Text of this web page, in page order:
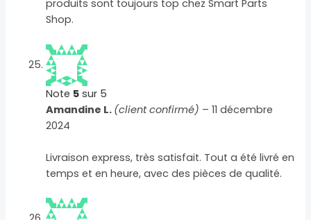
produits sont toujours top chez Smart Parts
Shop.
Note 5 sur 5
Amandine L. (client confirmé) – 11 décembre
2024
Livraison express, très satisfait. Tout a été livré en
temps et en heure, avec des pièces de qualité.